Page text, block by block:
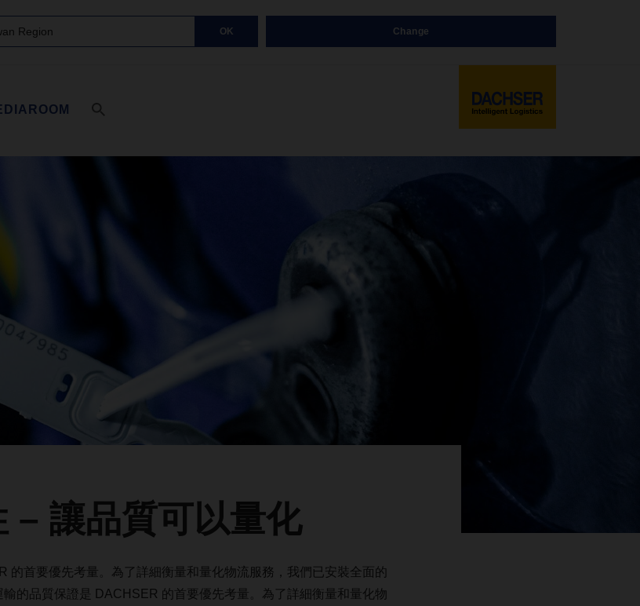
Region OK Change
– 讓品質可以量化
的首要優先考量。為了詳細衡量和量化物流服務，我們已安裝全面的
的品質保證是
DACHSER 的首要優先考量。為了詳細衡量和量化物